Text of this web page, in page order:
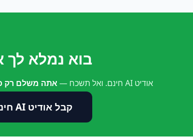
בוא נמלא לך
אודיט AI חינם. ואל תשכח — אתה משלם רק
קבל אודיט AI חינם עכשיו